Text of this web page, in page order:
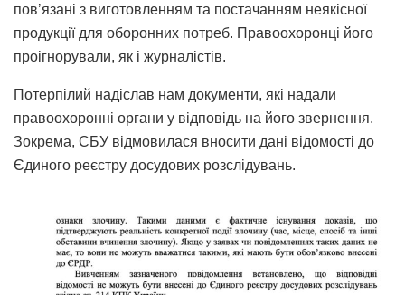
повʼязані з виготовленням та постачанням неякісної
продукції для оборонних потреб. Правоохоронці його
проігнорували, як і журналістів.
Потерпілий надіслав нам документи, які надали
правоохоронні органи у відповідь на його звернення.
Зокрема, СБУ відмовилася вносити дані відомості до
Єдиного реєстру досудових розслідувань.